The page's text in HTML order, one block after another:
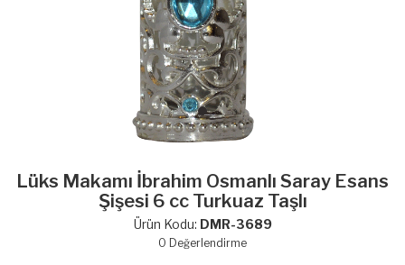
Lüks Makamı İbrahim Osmanlı Saray Esans
Şişesi 6 cc Turkuaz Taşlı
Ürün Kodu: DMR-3689
0 Değerlendirme